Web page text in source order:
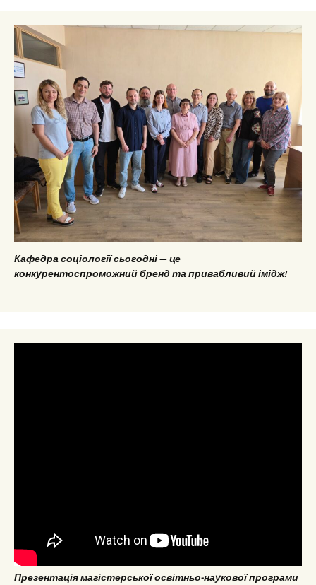
Кафедра соціології сьогодні — це
конкурентоспроможний бренд та привабливий імідж!
Презентація магістерської освітньо-наукової програми